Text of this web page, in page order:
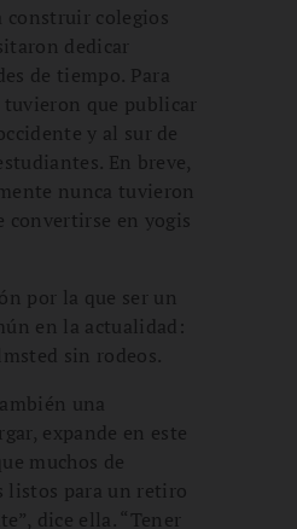
construir colegios
dedicar
de tiempo. Para
que publicar
y al sur de
En breve,
nunca tuvieron
convertirse en yogis
por la que ser un
en la actualidad:
sin rodeos.
una
expande en este
muchos de
listos para un retiro
dice ella. “Tener